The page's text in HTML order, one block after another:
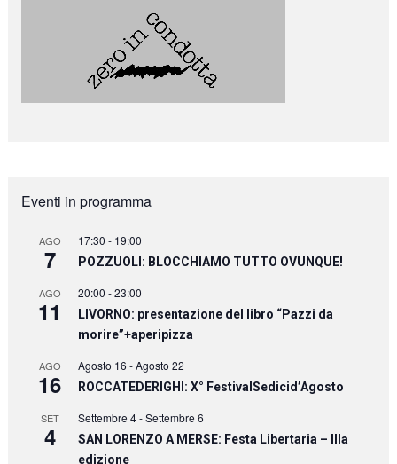
Eventi in programma
AGO
7
17:30 - 19:00
POZZUOLI: BLOCCHIAMO TUTTO OVUNQUE!
AGO
11
20:00 -23:00
LIVORNO: presentazione del libro “Pazzi da
morire”+aperipizza
AGO
16
Agosto 16 -Agosto 22
ROCCATEDERIGHI: X° FestivalSedicid’Agosto
SET
4
Settembre 4-Settembre 6
SAN LORENZO A MERSE: Festa Libertaria – IIIa
edizione